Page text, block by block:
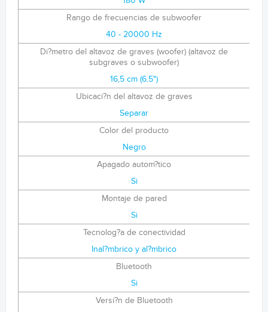
Rango de frecuencias de subwoofer
40 - 20000 Hz
Di?metro del altavoz de graves (woofer) (altavoz de
subgraves o subwoofer)
16,5 cm (6.5")
Ubicaci?n del altavoz de graves
Separar
Color del producto
Negro
Apagado autom?tico
Si
Montaje de pared
Si
Tecnolog?a de conectividad
Inal?mbrico y al?mbrico
Bluetooth
Si
Versi?n de Bluetooth